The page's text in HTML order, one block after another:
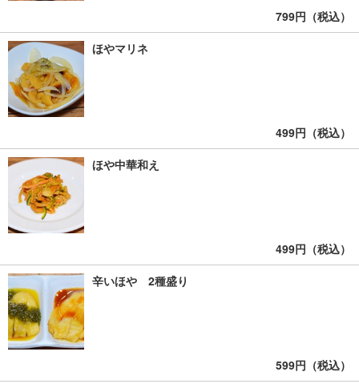
799円（税込）
ほやマリネ
499円（税込）
ほや中華和え
499円（税込）
辛いほや 2種盛り
599円（税込）